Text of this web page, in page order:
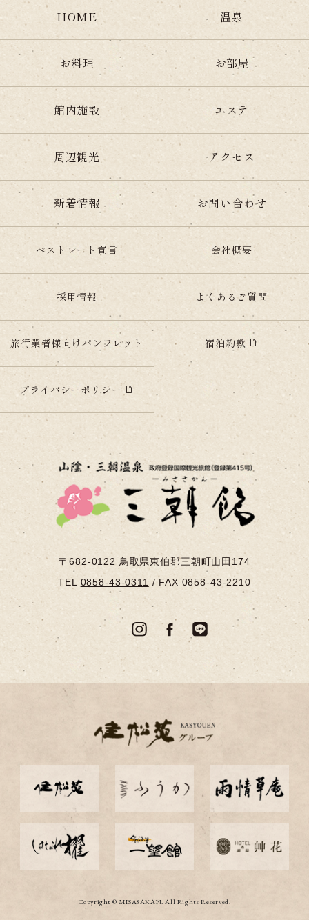
HOME 温泉
お料理 お部屋
館内施設 エステ
周辺観光 アクセス
新着情報 お問い合わせ
ベストレート宣言 会社概要
採用情報 よくあるご質問
旅行業者様向けパンフレット 宿泊約款
プライバシーポリシー
〒682-0122 鳥取県東伯郡三朝町山田174
TEL 0858-43-0311 /FAX 0858-43-2210
Copyright © MISASAKAN. All Rights Reserved.